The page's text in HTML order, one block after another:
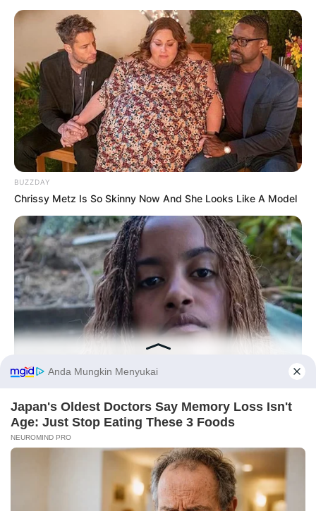
Tampil Lebih Modern, 7 Potret
Hasil Renovasi Rumah Berusia
90 Tahun
PRIVACY POLICY DISCLAIMER HUBUNGI KAMI IKLAN
BUZZDAY
Chrissy Metz Is So Skinny Now And She Looks Like A Model
Malia Obama's Transformation Is A Sight To See
Before You Go